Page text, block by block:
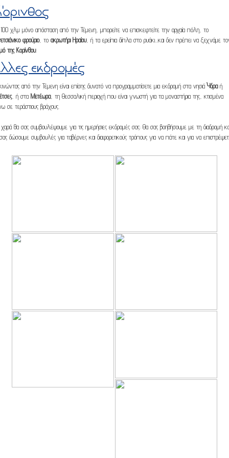
χλμ μόνο απόσταση από την Τέμενη, μπορείτε να επισκεφτείτε την αρχαία πόλη, το
φρούριο, το ακρωτήρι Ηραίου, ή τα ερείπια δίπλα στο ρυάκι...και δεν πρέπει να ξεχνάμε
της Κορίνθου.
εκδρομές
από την Τέμενη είναι επίσης δυνατό να προγραμματίσετε μια εκδρομή στα νησιάΎδραή
, ή στα Μετέωρα, τη Θεσσαλική περιοχή που είναι γνωστή για τα μοναστήρια της, κτισμένα
σε τεράστιους βράχους.
θα σας συμβουλέψουμε για τις ημερήσιες εκδρομές σας: Θα σας βοηθήσουμε με τη διαδρομή
δώσουμε συμβουλές για ταβέρνες και διαφορετικούς τρόπους για να πάτε και για να